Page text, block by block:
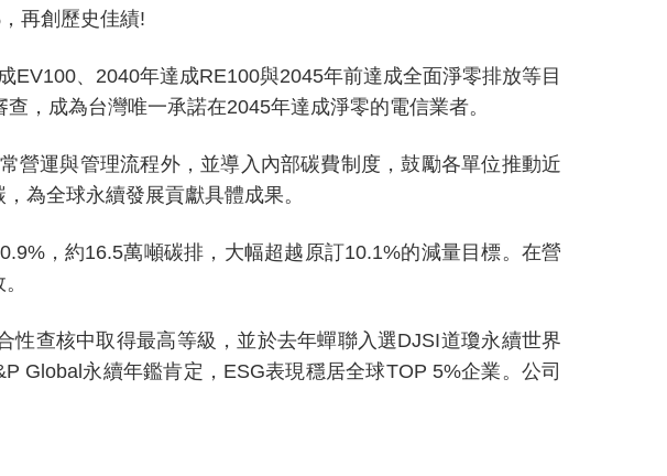
，再創歷史佳績!
EV100、 2040年達成RE100與2045年前達成全面淨零排放等目
查，成為台灣唯一承諾在2045年達成淨零的電信業者。
營運與管理流程外，並導入內部碳費制度，鼓勵各單位推動近
為全球永續發展貢獻具體成果。
，約16.5萬噸碳排，大幅超越原訂10.1%的減量目標。在營
性查核中取得最高等級，並於去年蟬聯入選DJSI道瓊永續世界
Global 永續年鑑肯定， ESG表現穩居全球TOP 5%企業。公司